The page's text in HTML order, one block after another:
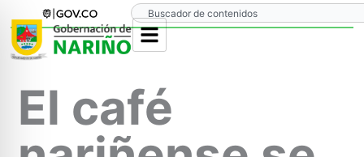
contenido
Search
El café